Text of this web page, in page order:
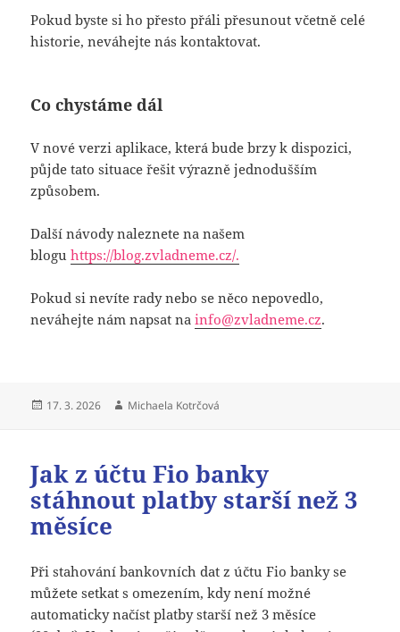
Pokud byste si ho přesto přáli přesunout včetně celé
historie, neváhejte nás kontaktovat.
Co chystáme dál
V nové verzi aplikace, která bude brzy k dispozici,
půjde tato situace řešit výrazně jednodušším
způsobem.
Další návody naleznete na našem
bloguhttps://blog.zvladneme.cz/.
Pokud si nevíte rady nebo se něco nepovedlo,
neváhejte nám napsat nainfo@zvladneme.cz.
Publikováno:
17. 3. 2026 Autor:
Michaela Kotrčová
Jak z účtu Fio banky
stáhnout platby starší než 3
měsíce
Při stahování bankovních dat z účtu Fio banky se
můžete setkat s omezením, kdy není možné
automaticky načíst platby starší než 3 měsíce